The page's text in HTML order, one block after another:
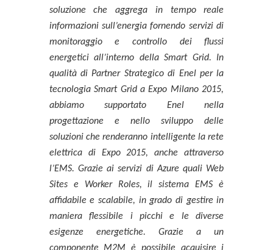
soluzione che aggrega in tempo reale
informazioni sull’energia fornendo servizi di
monitoraggio e controllo dei flussi
energetici all’interno della Smart Grid. In
qualità di Partner Strategico di Enel per la
tecnologia Smart Grid a Expo Milano 2015,
abbiamo supportato Enel nella
progettazione e nello sviluppo delle
soluzioni che renderanno intelligente la rete
elettrica di Expo 2015, anche attraverso
l’EMS. Grazie ai servizi di Azure quali Web
Sites e Worker Roles, il sistema EMS è
affidabile e scalabile, in grado di gestire in
maniera flessibile i picchi e le diverse
esigenze energetiche. Grazie a un
componente M2M è possibile acquisire i